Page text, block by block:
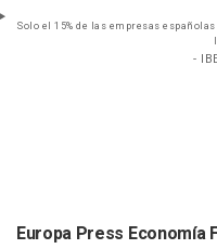
Solo el 15% de las empresas
-
Europa Press Economía